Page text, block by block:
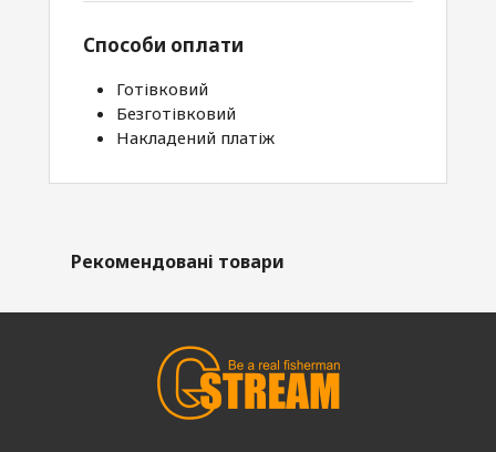
Способи оплати
Готівковий
Безготівковий
Накладений платіж
Рекомендовані товари